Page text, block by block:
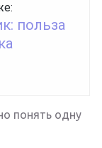
польза
понять одну